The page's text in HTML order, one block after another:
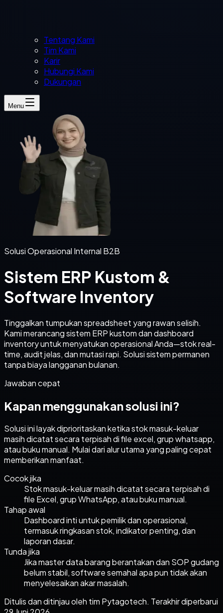
Tentang Kami
Tim Kami
Karir
Hubungi Kami
Dukungan
Menu
Solusi Operasional Internal B2B
Sistem ERP Kustom &
Software Inventory
Tinggalkan tumpukan spreadsheet yang rawan selisih.
Kami merancang sistem ERP kustom dan dashboard
inventory untuk menyatukan operasional Anda—stok real-
time, audit jelas, dan mutasi rapi. Solusi sistem permanen
tanpa biaya langganan bulanan.
Jawaban cepat
Kapan menggunakan solusi ini?
Solusi ini layak diprioritaskan ketikastok masuk-keluar
masih dicatat secara terpisah di file excel, grup whatsapp,
atau buku manual. Mulai dari alur utama yang paling cepat
memberikan manfaat.
Cocok jika
Stok masuk-keluar masih dicatat secara terpisah di
file Excel, grup WhatsApp, atau buku manual.
Tahap awal
Dashboard inti untuk pemilik dan operasional,
termasuk ringkasan stok, indikator penting, dan
laporan dasar.
Tunda jika
Jika master data barang berantakan dan SOP gudang
belum stabil, software semahal apa pun tidak akan
menyelesaikan akar masalah.
Ditulis dan ditinjau oleh tim Pytagotech. Terakhir diperbarui